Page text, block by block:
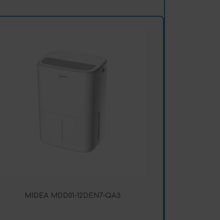
MIDEA MDD01-12DEN7-QA3